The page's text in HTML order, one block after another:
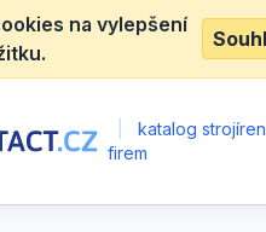
na vylepšení
katalog
firem